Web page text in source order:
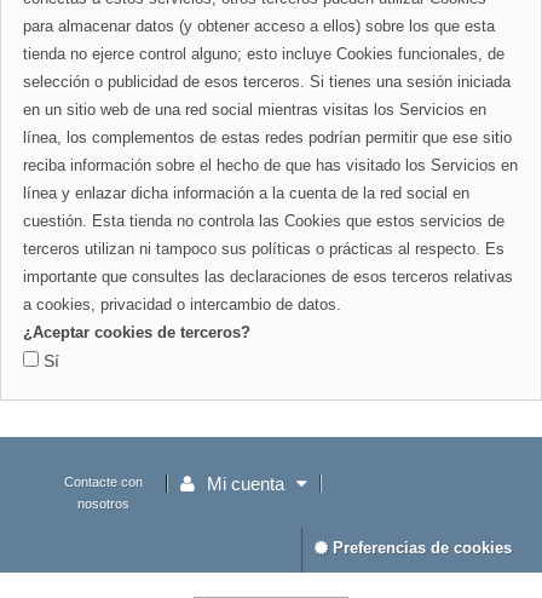
para almacenar datos (y obtener acceso a ellos) sobre los que esta
tienda no ejerce control alguno; esto incluye Cookies funcionales, de
selección o publicidad de esos terceros. Si tienes una sesión iniciada
en un sitio web de una red social mientras visitas los Servicios en
línea, los complementos de estas redes podrían permitir que ese sitio
reciba información sobre el hecho de que has visitado los Servicios en
línea y enlazar dicha información a la cuenta de la red social en
cuestión. Esta tienda no controla las Cookies que estos servicios de
terceros utilizan ni tampoco sus políticas o prácticas al respecto. Es
importante que consultes las declaraciones de esos terceros relativas
a cookies, privacidad o intercambio de datos.
¿Aceptar cookies de terceros?
Sí
Mi cuenta
Contacte con
nosotros
Preferencias de cookies